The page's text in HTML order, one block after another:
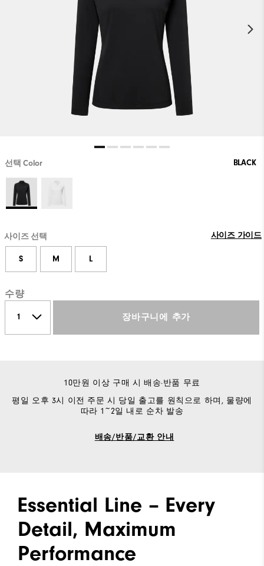
선택 Color BLACK
사이즈 선택 사이즈 가이드
S M L
수량
장바구니에 추가
10만원 이상 구매 시 배송·반품 무료
평일 오후 3시 이전 주문 시 당일 출고를 원칙으로 하며, 물량에
따라 1~2일 내로 순차 발송
배송/반품/교환 안내
Essential Line – Every
Detail, Maximum
Performance